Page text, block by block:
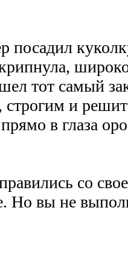
посадил
тот самый
строгим и
в глаза
со
Но вы не